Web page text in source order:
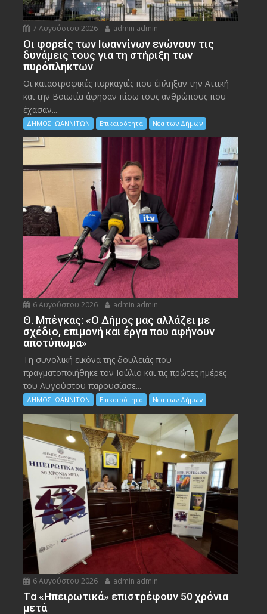
7 Αυγούστου 2026 admin admin
Οι φορείς των Ιωαννίνων ενώνουν τις
δυνάμεις τους για τη στήριξη των
πυρόπληκτων
Οι καταστροφικές πυρκαγιές που έπληξαν την Αττική
και την Bοιωτία άφησαν πίσω τους ανθρώπους που
έχασαν...
ΔΗΜΟΣ ΙΩΑΝΝΙΤΩΝ Επικαιρότητα Νέα των Δήμων
6 Αυγούστου 2026 admin admin
Θ. Μπέγκας: «Ο Δήμος μας αλλάζει με
σχέδιο, επιμονή και έργα που αφήνουν
αποτύπωμα»
Τη συνολική εικόνα της δουλειάς που
πραγματοποιήθηκε τον Ιούλιο και τις πρώτες ημέρες
του Αυγούστου παρουσίασε...
ΔΗΜΟΣ ΙΩΑΝΝΙΤΩΝ Επικαιρότητα Νέα των Δήμων
6 Αυγούστου 2026 admin admin
Tα «Ηπειρωτικά» επιστρέφουν 50 χρόνια
μετά